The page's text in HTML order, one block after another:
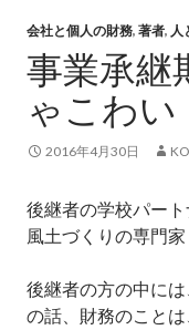
会社と個人の財務, 著者, 人
事業承継
ゃこわい
2016年4月30日
後継者の学校パー
風土づくりの専門
後継者の方の中に
の話、財務のこと